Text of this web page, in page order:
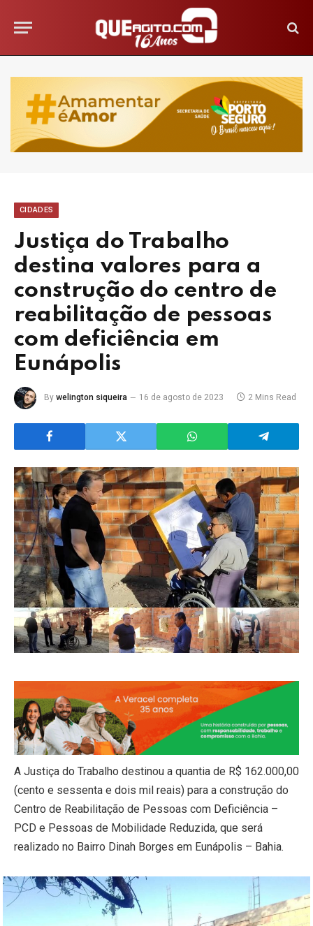
CIDADES
Justiça do Trabalho
destina valores para a
construção do centro de
reabilitação de pessoas
com deficiência em
Eunápolis
By welington siqueira 16 de agosto de 2023 2 Mins Read
A Justiça do Trabalho destinou a quantia de R$ 162.000,00
(cento e sessenta e dois mil reais) para a construção do
Centro de Reabilitação de Pessoas com Deficiência –
PCD e Pessoas de Mobilidade Reduzida, que será
realizado no Bairro Dinah Borges em Eunápolis – Bahia.